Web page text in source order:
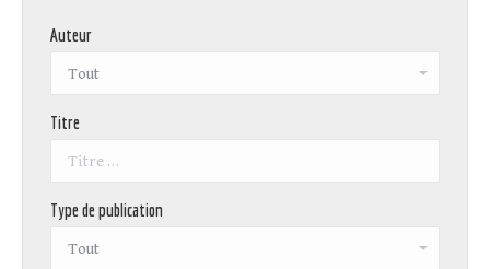
Auteur
Titre
Type de publication